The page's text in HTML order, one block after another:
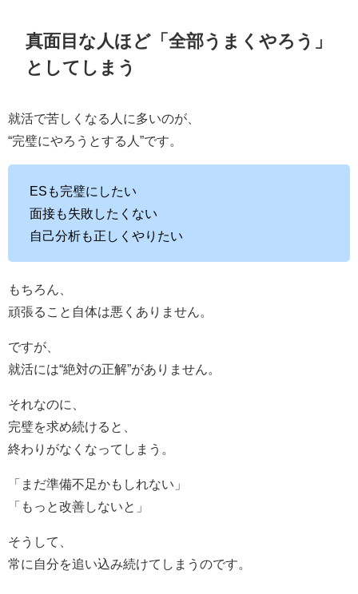
真面目な人ほど「全部うまくやろう」
としてしまう
就活で苦しくなる人に多いのが、
“完璧にやろうとする人”です。
ESも完璧にしたい
面接も失敗したくない
自己分析も正しくやりたい
もちろん、
頑張ること自体は悪くありません。
ですが、
就活には“絶対の正解”がありません。
それなのに、
完璧を求め続けると、
終わりがなくなってしまう。
「まだ準備不足かもしれない」
「もっと改善しないと」
そうして、
常に自分を追い込み続けてしまうのです。